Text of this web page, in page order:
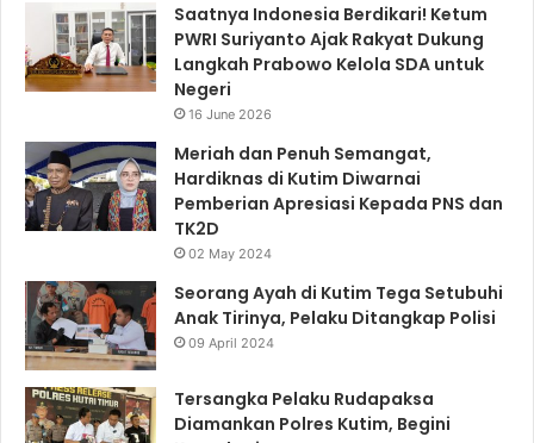
Saatnya Indonesia Berdikari! Ketum
PWRI Suriyanto Ajak Rakyat Dukung
Langkah Prabowo Kelola SDA untuk
Negeri
16 June 2026
Meriah dan Penuh Semangat,
Hardiknas di Kutim Diwarnai
Pemberian Apresiasi Kepada PNS dan
TK2D
02 May 2024
Seorang Ayah di Kutim Tega Setubuhi
Anak Tirinya, Pelaku Ditangkap Polisi
09 April 2024
Tersangka Pelaku Rudapaksa
Diamankan Polres Kutim, Begini